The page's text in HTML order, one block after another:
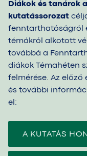
Diákok és tanárok
kutatássorozat
fenntarthatóságról
témákról alkotott
továbbá a
diákok Témahéten
felmérése. Az előző
és további
el:
A KUTATÁS